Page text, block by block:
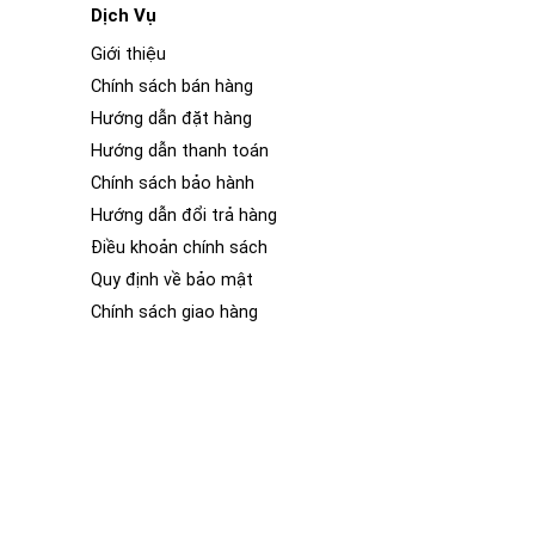
khiển, hệ thống âm thanh, điều hòa không khí, hệ
mỹ, sang trọng của 1 chiếc xe ô tô. Nếu bạn vào
biệt rõ rệt về nội thất của 2 chiếc xe ô tô đó. Nội
hình dáng khác nhau.
nội thất của xe. Lớp phim trong suốt này không chỉ
và sáng bóng dù xe hoạt động ở bất kỳ địa hình
Dịch Vụ
Giới thiệu
Chính sách bán hàng
Hướng dẫn đặt hàng
Hướng dẫn thanh toán
Chính sách bảo hành
Hướng dẫn đổi trả hàng
Điều khoản chính sách
Quy định về bảo mật
Chính sách giao hàng